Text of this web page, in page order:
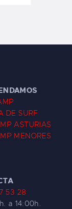
DE SURF
ASTURIAS
MENORES
53 28
a 14:00h.